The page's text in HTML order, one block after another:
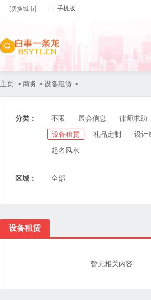
[切换城市] 手机版
主页 > 商务 > 设备租赁 >
分类： 不限 展会信息 律师求助
设备租赁
礼品定制 设计
起名风水
区域： 全部
设备租赁
暂无相关内容